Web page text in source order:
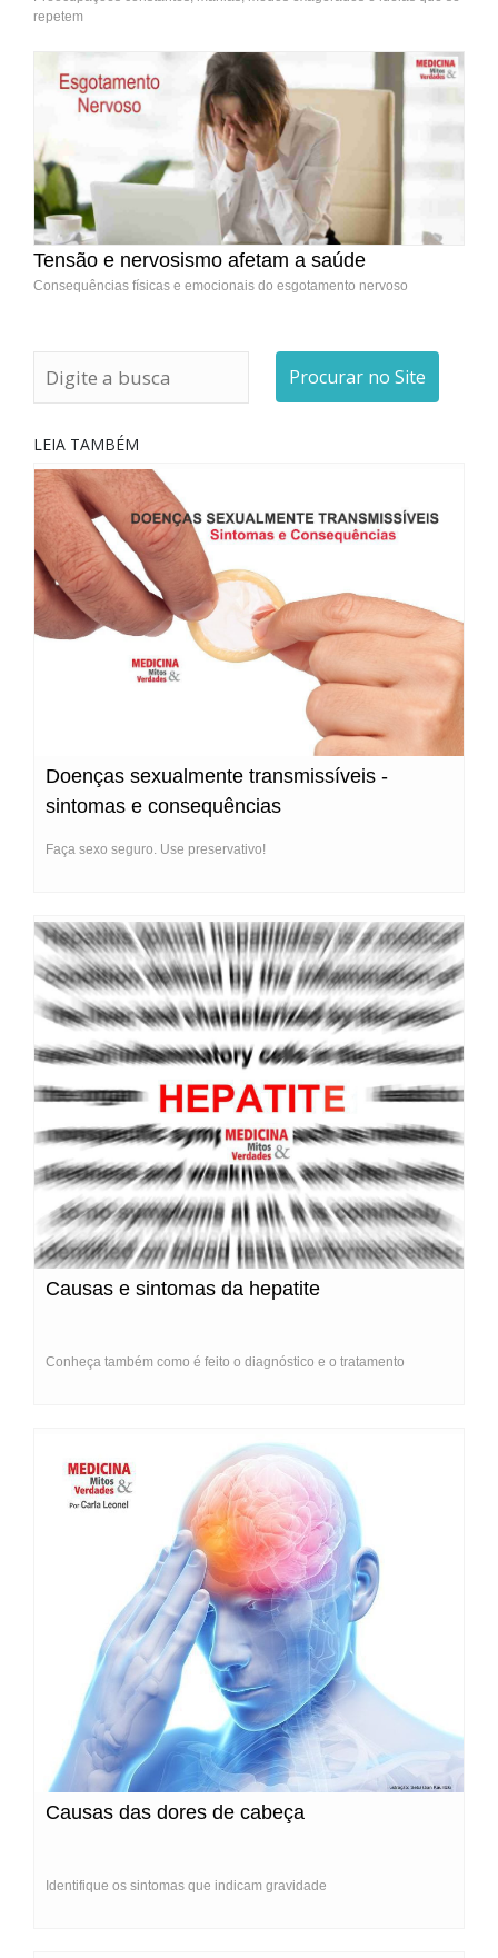
repetem
Tensão e nervosismo afetam a saúde
Consequências físicas e emocionais do esgotamento nervoso
Procurar no Site
LEIA TAMBÉM
Doenças sexualmente transmissíveis -
sintomas e consequências
Faça sexo seguro. Use preservativo!
Causas e sintomas da hepatite
Conheça também como é feito o diagnóstico e o tratamento
Causas das dores de cabeça
Identifique os sintomas que indicam gravidade